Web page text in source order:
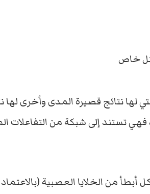
خاص
لها نتائج قصيرة المدى وأخرى
تستند إلى شبكة من التفاعلات
من الخلايا العصبية